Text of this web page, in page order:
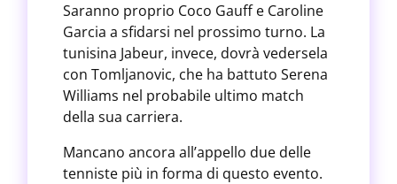
Saranno proprio Coco Gauff e Caroline
Garcia a sfidarsi nel prossimo turno. La
tunisina Jabeur, invece, dovrà vedersela
con Tomljanovic, che ha battuto Serena
Williams nel probabile ultimo match
della sua carriera.
Mancano ancora all’appello due delle
tenniste più in forma di questo evento.